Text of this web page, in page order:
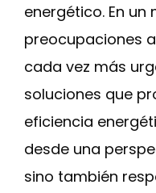
energético. En
preocupaciones
cada vez más
soluciones que
eficiencia
desde una
sino también